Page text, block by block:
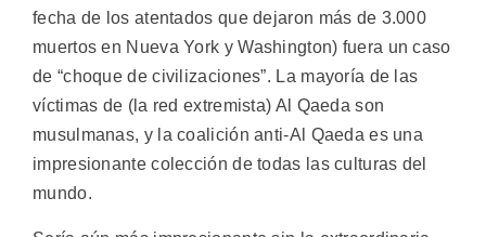
fecha de los atentados que dejaron más de 3.000
muertos en Nueva York y Washington) fuera un caso
de “choque de civilizaciones”. La mayoría de las
víctimas de (la red extremista) Al Qaeda son
musulmanas, y la coalición anti-Al Qaeda es una
impresionante colección de todas las culturas del
mundo.